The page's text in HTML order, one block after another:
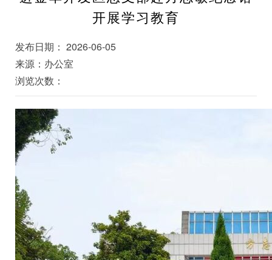
开展学习教育
发布日期： 2026-06-05
来源：办公室
浏览次数：